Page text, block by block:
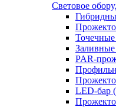
Световое
Заливные
PAR-
LED-бар